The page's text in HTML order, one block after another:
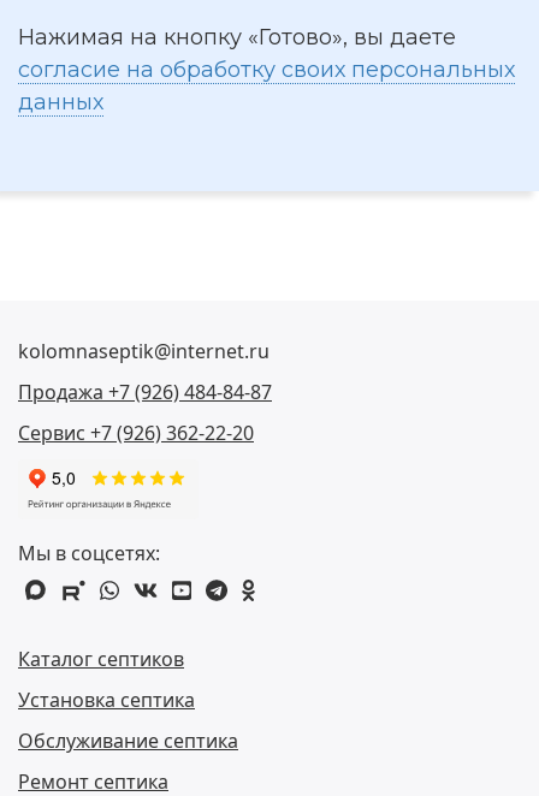
Нажимая на кнопку «Готово», вы даете
согласие на обработку своих персональных
данных
kolomnaseptik@internet.ru
Продажа +7 (926) 484-84-87
Сервис +7 (926) 362-22-20
Мы в соцсетях:
max rutubewhatsapp
vk youtube
telegramodnoklassniki
Каталог септиков
Установка септика
Обслуживание септика
Ремонт септика